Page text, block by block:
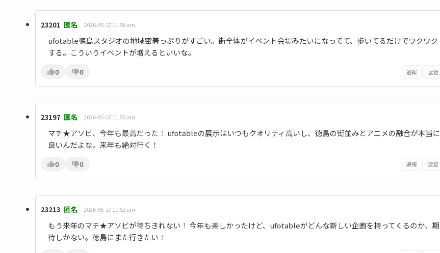
23201 匿名 2026-05-17 11:56 am
ufotable徳島スタジオの地域密着っぷりがすごい。街全体がイベント会場みたいになってて、歩いてるだけでワクワク
する。こういうイベントが増えるといいな。
0 0 通報 返信
23197 匿名 2026-05-17 11:53 am
マチ★アソビ、今年も最高だった！ ufotableの展示はいつもクオリティ高いし、徳島の街並みとアニメの融合が本当に
良いんだよな。来年も絶対行く！
0 0 通報 返信
23213 匿名 2026-05-17 11:52 am
もう来年のマチ★アソビが待ちきれない！ 今年も楽しかったけど、ufotableがどんな新しい企画を持ってくるのか、期
待しかない。徳島にまた行きたい！